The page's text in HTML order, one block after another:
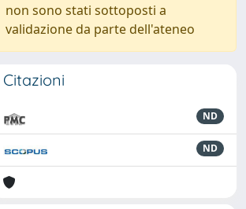
non sono stati sottoposti a
validazione da parte dell'ateneo
Citazioni
ND
ND